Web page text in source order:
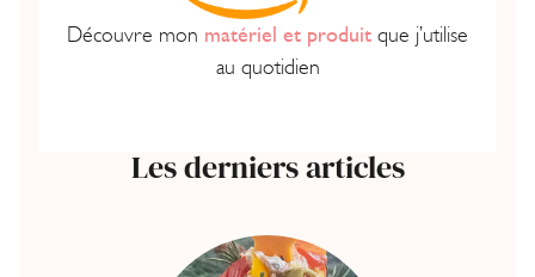
Découvre mon matériel et produit que j’utilise
au quotidien
Les derniers articles